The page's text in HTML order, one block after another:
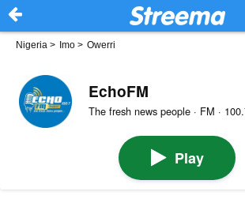
Nigeria > Imo > Owerri
EchoFM
The fresh news people · FM ·
Play